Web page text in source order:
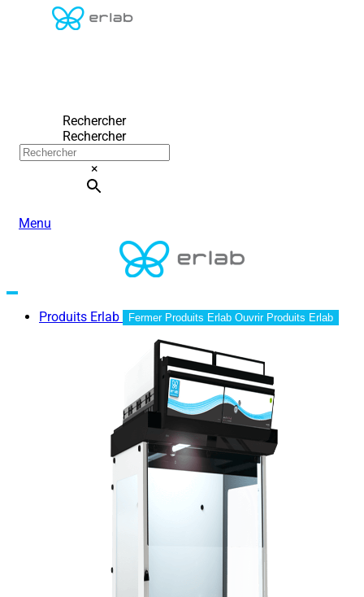
Rechercher
Rechercher
×
Menu
Produits Erlab Fermer Produits Erlab Ouvrir Produits Erlab